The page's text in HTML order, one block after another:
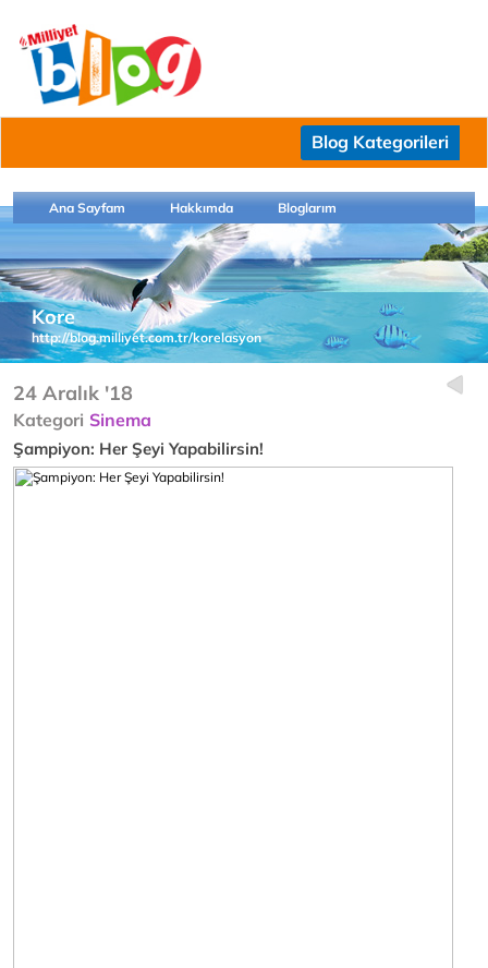
Blog Kategorileri
Ana Sayfam Hakkımda Bloglarım
Kore
http://blog.milliyet.com.tr/korelasyon
24 Aralık '18
Kategori Sinema
Şampiyon: Her Şeyi Yapabilirsin!